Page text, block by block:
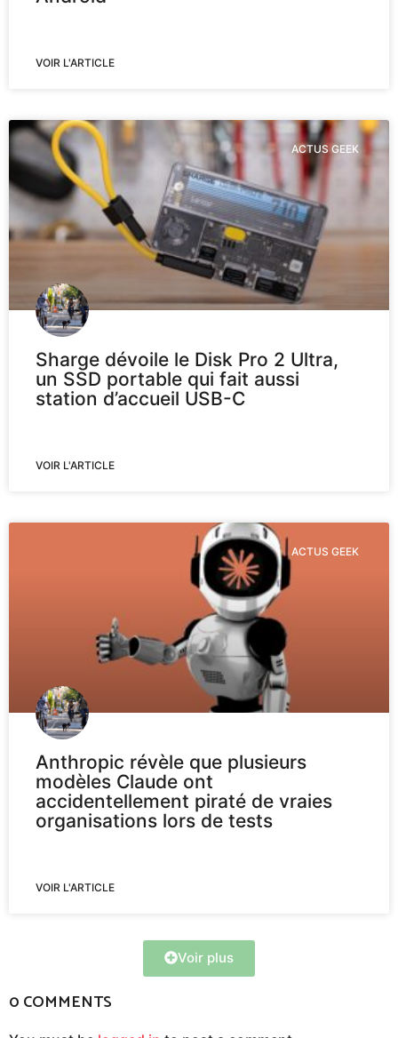
VOIR L'ARTICLE
ACTUS GEEK
Sharge dévoile le Disk Pro 2 Ultra,
un SSD portable qui fait aussi
station d’accueil USB-C
VOIR L'ARTICLE
ACTUS GEEK
Anthropic révèle que plusieurs
modèles Claude ont
accidentellement piraté de vraies
organisations lors de tests
VOIR L'ARTICLE
Voir plus
0 COMMENTS